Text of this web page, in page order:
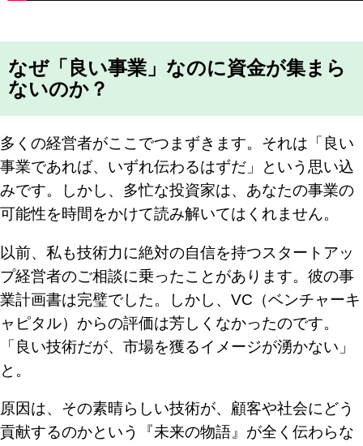
なぜ「良い事業」なのに資金が集まら
ないのか？
多くの経営者がここでつまずきます。それは「良い
事業であれば、いずれ伝わるはずだ」という思い込
みです。しかし、多忙な投資家は、あなたの事業の
可能性を時間をかけて読み解いてはくれません。
以前、私も技術力に絶対の自信を持つスタートアッ
プ経営者のご相談に乗ったことがあります。彼の事
業計画書は完璧でした。しかし、VC（ベンチャーキ
ャピタル）からの評価は芳しくなかったのです。
「良い技術だが、市場を獲るイメージが湧かない」
と。
原因は、その素晴らしい技術が、顧客や社会にどう
貢献するのかという『未来の物語』が全く伝わらな